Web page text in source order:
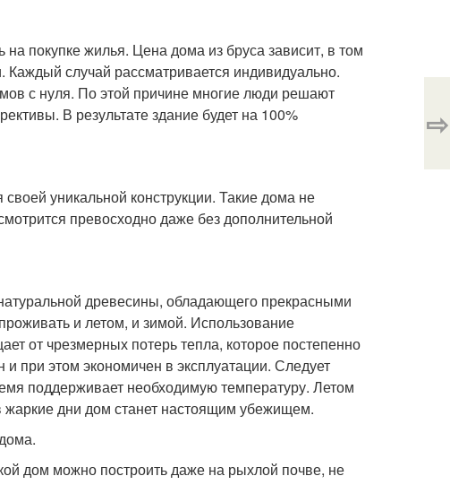
покупке жилья. Цена дома из бруса зависит, в том
Каждый случай рассматривается индивидуально.
с нуля. По этой причине многие люди решают
В результате здание будет на 100%
уникальной конструкции. Такие дома не
превосходно даже без дополнительной
древесины, обладающего прекрасными
и летом, и зимой. Использование
от чрезмерных потерь тепла, которое постепенно
при этом экономичен в эксплуатации. Следует
поддерживает необходимую температуру. Летом
жаркие дни дом станет настоящим убежищем.
дом можно построить даже на рыхлой почве, не
⇨